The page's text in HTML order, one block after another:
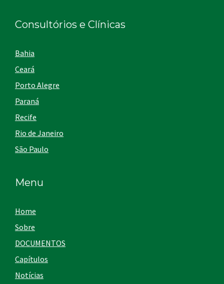
Consultórios e Clínicas
Bahia
Ceará
Porto Alegre
Paraná
Recife
Rio de Janeiro
São Paulo
Menu
Home
Sobre
DOCUMENTOS
Capítulos
Notícias